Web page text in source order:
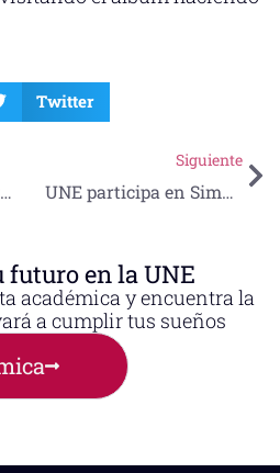
Twitter
Estudiantes de Enfermería UNE obtienen certificación de competencias, clave en el campo quirúrgico y médico
Siguiente
UNE participa en Simposio Virtual sobre Educación Médica
futuro en la UNE
académica y encuentra la
a cumplir tus sueños